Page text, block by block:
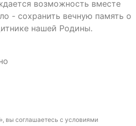
возможность вместе
- сохранить вечную память о
нашей Родины.
вы соглашаетесь с условиями